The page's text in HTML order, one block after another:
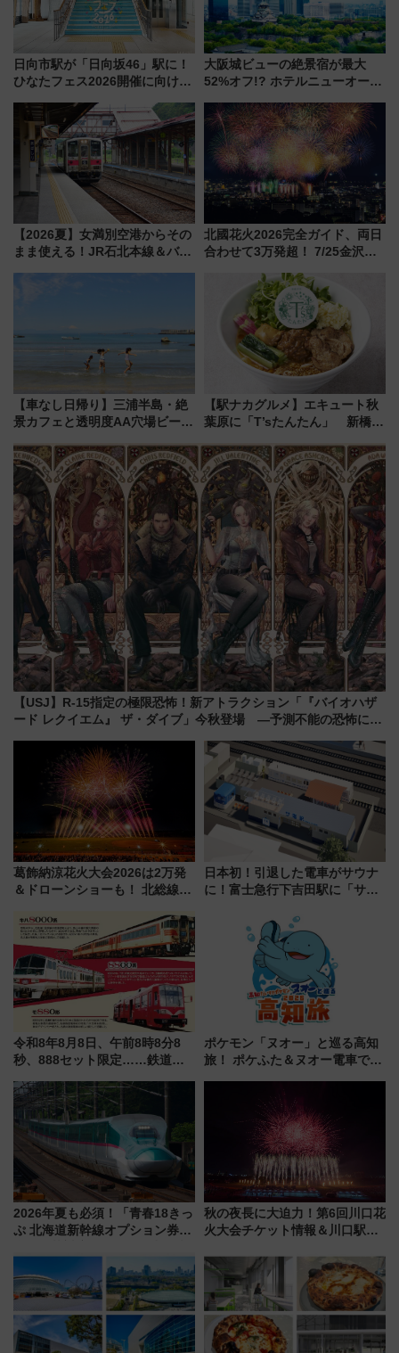
日向市駅が「日向坂46」駅に！
ひなたフェス2026開催に向けJR
全力応援 夜行列車「ドリーム
おひさま号」も走る
大阪城ビューの絶景宿が最大
52%オフ!? ホテルニューオータ
ール」で秋の関西旅を豪華にす
る方法（8月20日まで！）
【2026夏】女満別空港からその
まま使える！JR石北本線＆バス
ーパス」でおトクに道東観光
北國花火2026完全ガイド、両日
合わせて3万発超！ 7/25金沢大
会の日程・アクセス・観覧席ま
とめ（石川県）
【車なし日帰り】三浦半島・絶
景カフェと透明度AA穴場ビーチ
用してストレスフリー旅へ行こ
う！
【駅ナカグルメ】エキュート秋
葉原に「T’sたんたん」 新橋に
饅」、オムライス専門店「肉と
たまご」新グルメ続々登場！
【2026年8月】
【USJ】R-15指定の極限恐怖！新アトラクション「『バイオハザ
ード レクイエム』 ザ・ダイブ」今秋登場 ―予測不能の恐怖に泣
葛飾納涼花火大会2026は2万発
＆ドローンショーも！ 北総線を
車、観覧スポット情報と周辺観
光まとめ（7/28開催）
日本初！引退した電車がサウナ
に！富士急行下吉田駅に「サ電
業 行き交う電車の音や振動を
感じながら「ととのう」新感覚
令和8年8月8日、午前8時8分8
秒、888セット限定……鉄道各
たち
ポケモン「ヌオー」と巡る高知
旅！ ポケふた＆ヌオー電車で楽
路の絶景と絶品グルメを満喫！
（7月18日スタート）
2026年夏も必須！「青春18きっ
ぷ 北海道新幹線オプション券」
秋の夜長に大迫力！第6回川口花
火大会チケット情報＆川口駅か